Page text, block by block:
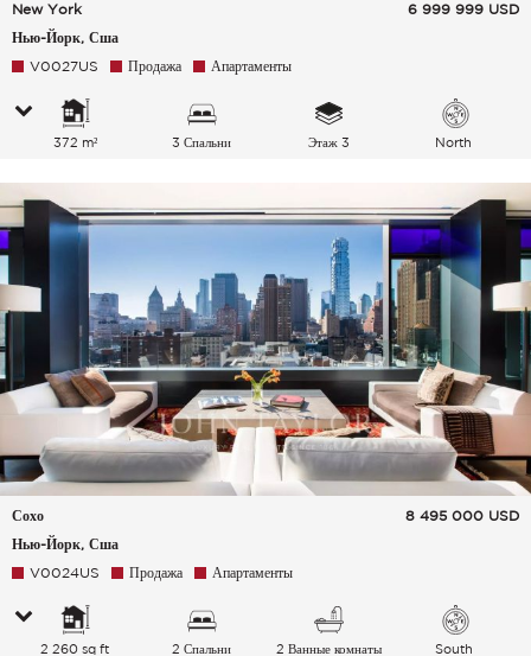
New York
Нью-Йорк, Сша
6 999 999 USD
V0027US Продажа Апартаменты
372 m² 3 Спальни Этаж 3 North
Сохо
Нью-Йорк, Сша
8 495 000 USD
V0024US Продажа Апартаменты
2 260 sq ft 2 Спальни 2 Ванные комнаты South